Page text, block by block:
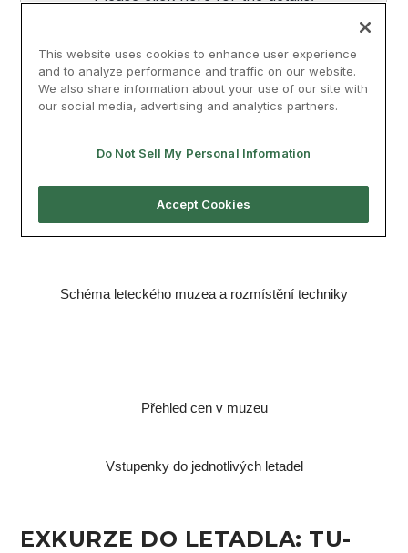
Schéma leteckého muzea a rozmístění techniky
Přehled cen v muzeu
Vstupenky do jednotlivých letadel
EXKURZE DO LETADLA: TU-